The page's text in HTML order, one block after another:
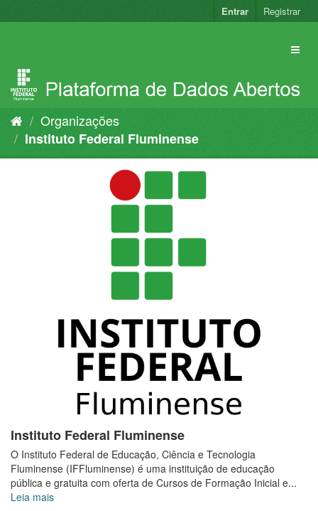
para
Entrar Registrar
Organizações
Instituto Federal Fluminense
Instituto Federal Fluminense
O Instituto Federal de Educação, Ciência e Tecnologia
Fluminense (IFFluminense) é uma instituição de educação
pública e gratuita com oferta de Cursos de Formação Inicial e...
Leia mais